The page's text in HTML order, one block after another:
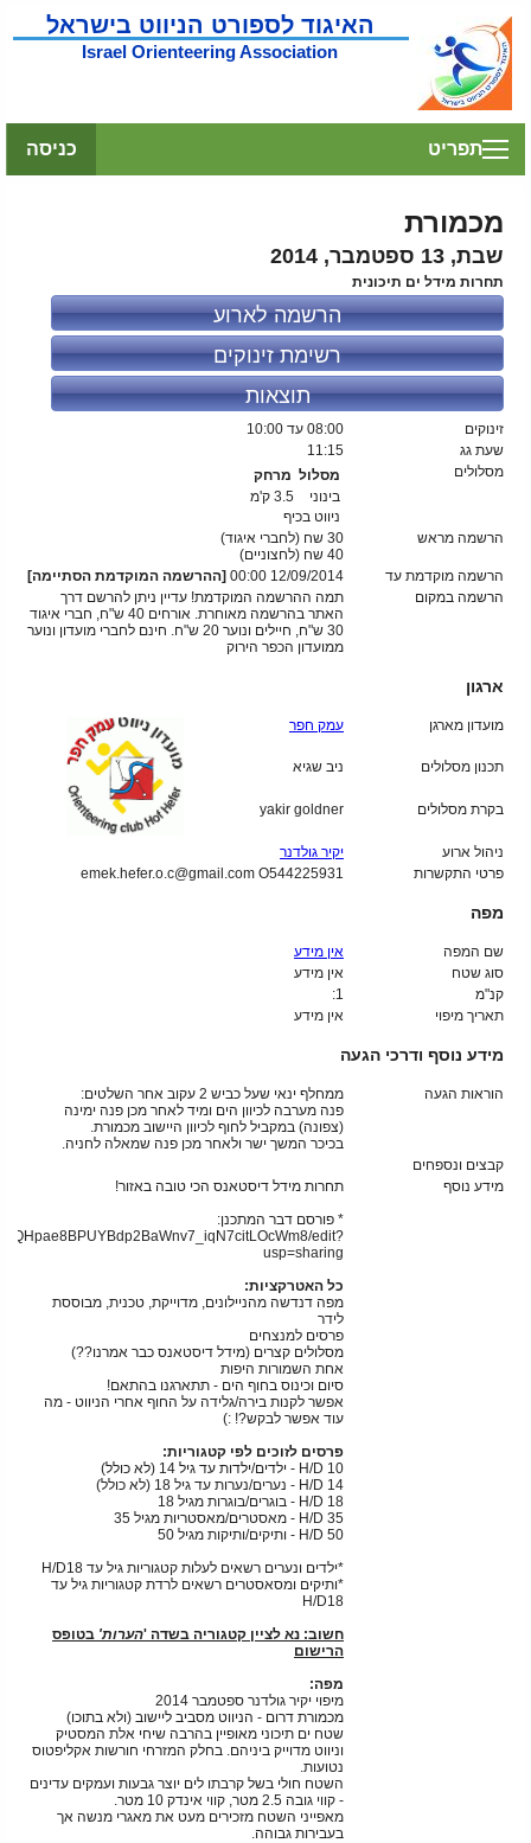
האיגוד לספורט הניווט בישראל
Israel Orienteering Association
כניסה תפריט
מכמורת
שבת, 13 ספטמבר, 2014
תחרות מידל ים תיכונית
הרשמה לארוע
רשימת זינוקים
תוצאות
זינוקים 08:00 עד 10:00
שעת גג
11:15
מסלולים
מסלול מרחק
בינוני
3.5 ק'מ
ניווט בכיף
הרשמה מראש
30 שח (לחברי איגוד)
40 שח (לחצוניים)
הרשמה מוקדמת עד
12/09/2014 00:00
[ההרשמה המוקדמת הסתיימה]
הרשמה במקום
תמה ההרשמה המוקדמת! עדיין ניתן להרשם דרך
האתר בהרשמה מאוחרת. אורחים 40 ש"ח, חברי איגוד
30 ש"ח, חיילים ונוער 20 ש"ח. חינם לחברי מועדון ונוער
ממועדון הכפר הירוק
ארגון
מועדון מארגן עמק חפר
תכנון מסלולים ניב שגיא
בקרת מסלולים yakir goldner
ניהול ארוע
יקיר גולדנר
פרטי התקשרות
emek.hefer.o.c@gmail.com O544225931
מפה
שם המפה
אין מידע
סוג שטח
אין מידע
קנ"מ
1:
תאריך מיפוי
אין מידע
מידע נוסף ודרכי הגעה
הוראות הגעה
ממחלף ינאי שעל כביש 2 עקוב אחר השלטים:
פנה מערבה לכיוון הים ומיד לאחר מכן פנה ימינה
(צפונה) במקביל לחוף לכיוון היישוב מכמורת.
בכיכר המשך ישר ולאחר מכן פנה שמאלה לחניה.
קבצים ונספחים
מידע נוסף
תחרות מידל דיסטאנס הכי טובה באזור!
* פורסם דבר המתכנן:
edit?
usp=sharing
כל האטרקציות:
מפה דנדשה מהניילונים, מדוייקת, טכנית, מבוססת
לידר
פרסים למנצחים
מסלולים קצרים (מידל דיסטאנס כבר אמרנו??)
אחת השמורות היפות
סיום וכינוס בחוף הים - תתארגנו בהתאם!
אפשר לקנות בירה/גלידה על החוף אחרי הניווט - מה
עוד אפשר לבקש?! :)
פרסים לזוכים לפי קטגוריות:
H/D 10 - ילדים/ילדות עד גיל 14 (לא כולל)
H/D 14 - נערים/נערות עד גיל 18 (לא כולל)
H/D 18 - בוגרים/בוגרות מגיל 18
H/D 35 - מאסטרים/מאסטריות מגיל 35
H/D 50 - ותיקים/ותיקות מגיל 50
*ילדים ונערים רשאים לעלות קטגוריות גיל עד H/D18
*ותיקים ומסאסטרים רשאים לרדת קטגוריות גיל עד
H/D18
חשוב: נא לציין קטגוריה בשדה 'הערות' בטופס
הרישום
מפה:
מיפוי יקיר גולדנר ספטמבר 2014
מכמורת דרום - הניווט מסביב ליישוב (ולא בתוכו)
שטח ים תיכוני מאופיין בהרבה שיחי אלת המסטיק
וניווט מדוייק ביניהם. בחלק המזרחי חורשות אקליפטוס
נטועות.
השטח חולי בשל קרבתו לים יוצר גבעות ועמקים עדינים
- קווי גובה 2.5 מטר, קווי אינדק 10 מטר.
מאפייני השטח מזכירים מעט את מאגרי מנשה אך
בעבירות גבוהה.